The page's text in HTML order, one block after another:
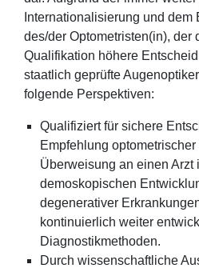
Internationalisierung und dem
des/der Optometristen(in), der
Qualifikation höhere
staatlich geprüfte
folgende Perspektiven:
Qualifiziert für sichere
Empfehlung
Überweisung an einen Arzt
demoskopischen
degenerativer
kontinuierlich weiter
Diagnostikmethoden.
Durch wissenschaftliche